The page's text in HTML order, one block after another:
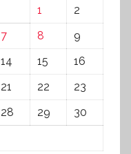
1
2
7 8
9
14 15
16
21 22
23
28 29
30